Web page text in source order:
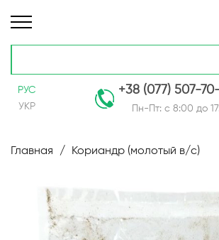
РУС
УКР
+38 (077) 507-
Пн-Пт: с 8:00 до
Главная Кориандр (молотый в/с)
Пропустить
перейти